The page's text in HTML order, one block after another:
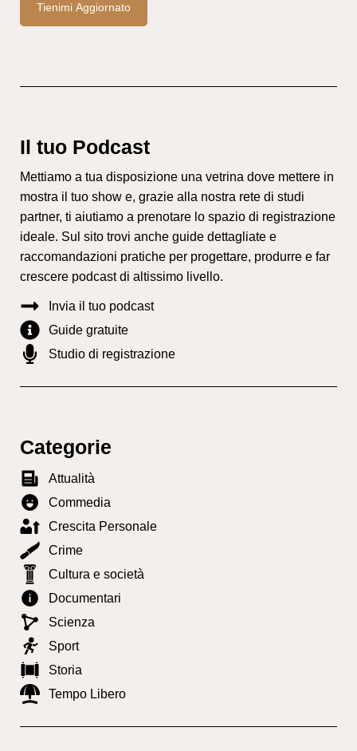
Tienimi Aggiornato
Il tuo Podcast
Mettiamo a tua disposizione una vetrina dove mettere in
mostra il tuo show e, grazie alla nostra rete di studi
partner, ti aiutiamo a prenotare lo spazio di registrazione
ideale. Sul sito trovi anche guide dettagliate e
raccomandazioni pratiche per progettare, produrre e far
crescere podcast di altissimo livello.
Invia il tuo podcast
Guide gratuite
Studio di registrazione
Categorie
Attualità
Commedia
Crescita Personale
Crime
Cultura e società
Documentari
Scienza
Sport
Storia
Tempo Libero